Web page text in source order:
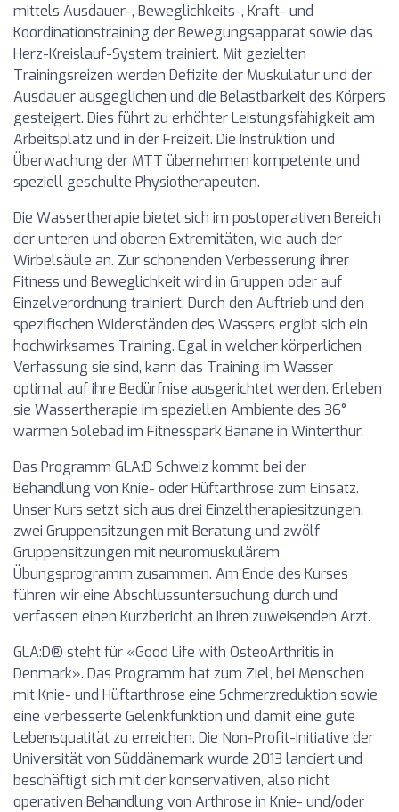
mittels Ausdauer-, Beweglichkeits-, Kraft- und
Koordinationstraining der Bewegungsapparat sowie das
Herz-Kreislauf-System trainiert. Mit gezielten
Trainingsreizen werden Defizite der Muskulatur und der
Ausdauer ausgeglichen und die Belastbarkeit des Körpers
gesteigert. Dies führt zu erhöhter Leistungsfähigkeit am
Arbeitsplatz und in der Freizeit. Die Instruktion und
Überwachung der MTT übernehmen kompetente und
speziell geschulte Physiotherapeuten.
Die Wassertherapie bietet sich im postoperativen Bereich
der unteren und oberen Extremitäten, wie auch der
Wirbelsäule an. Zur schonenden Verbesserung ihrer
Fitness und Beweglichkeit wird in Gruppen oder auf
Einzelverordnung trainiert. Durch den Auftrieb und den
spezifischen Widerständen des Wassers ergibt sich ein
hochwirksames Training. Egal in welcher körperlichen
Verfassung sie sind, kann das Training im Wasser
optimal auf ihre Bedürfnise ausgerichtet werden. Erleben
sie Wassertherapie im speziellen Ambiente des 36°
warmen Solebad im Fitnesspark Banane in Winterthur.
Das Programm GLA:D Schweiz kommt bei der
Behandlung von Knie- oder Hüftarthrose zum Einsatz.
Unser Kurs setzt sich aus drei Einzeltherapiesitzungen,
zwei Gruppensitzungen mit Beratung und zwölf
Gruppensitzungen mit neuromuskulärem
Übungsprogramm zusammen. Am Ende des Kurses
führen wir eine Abschlussuntersuchung durch und
verfassen einen Kurzbericht an Ihren zuweisenden Arzt.
GLA:D® steht für «Good Life with OsteoArthritis in
Denmark». Das Programm hat zum Ziel, bei Menschen
mit Knie- und Hüftarthrose eine Schmerzreduktion sowie
eine verbesserte Gelenkfunktion und damit eine gute
Lebensqualität zu erreichen. Die Non-Profit-Initiative der
Universität von Süddänemark wurde 2013 lanciert und
beschäftigt sich mit der konservativen, also nicht
operativen Behandlung von Arthrose in Knie- und/oder